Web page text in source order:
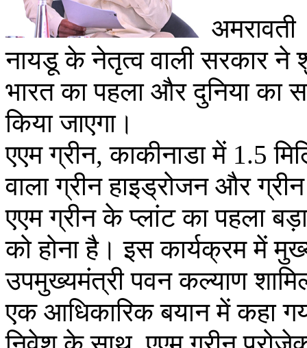
नायडू के नेतृत्व वाली सरकार ने
भारत का पहला और दुनिया का
किया जाएगा।
एएम ग्रीन, काकीनाडा में 1.5
वाला ग्रीन हाइड्रोजन और
एएम ग्रीन के प्लांट का पहला
को होना है। इस कार्यक्रम में
उपमुख्यमंत्री पवन कल्याण
एक आधिकारिक बयान में कहा